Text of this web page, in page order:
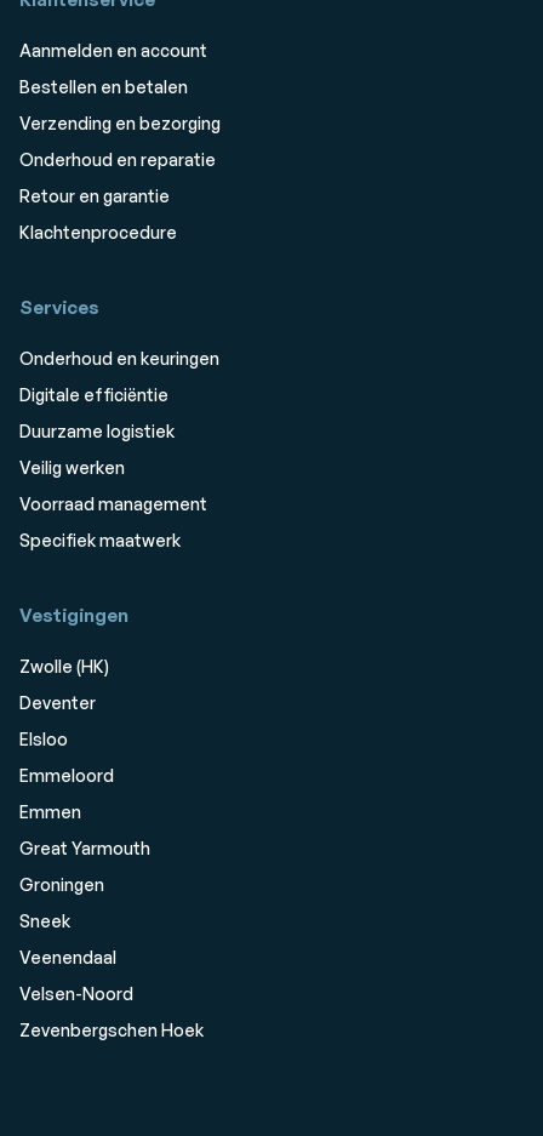
Aanmelden en account
Bestellen en betalen
Verzending en bezorging
Onderhoud en reparatie
Retour en garantie
Klachtenprocedure
Services
Onderhoud en keuringen
Digitale efficiëntie
Duurzame logistiek
Veilig werken
Voorraad management
Specifiek maatwerk
Vestigingen
Zwolle (HK)
Deventer
Elsloo
Emmeloord
Emmen
Great Yarmouth
Groningen
Sneek
Veenendaal
Velsen-Noord
Zevenbergschen Hoek